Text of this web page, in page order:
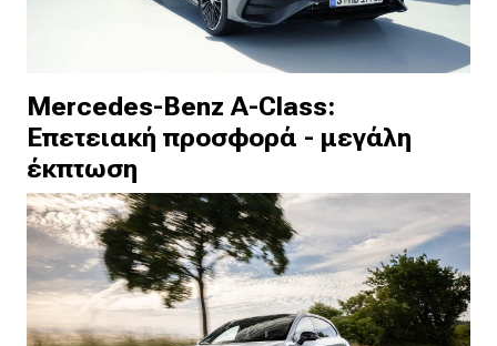
Mercedes-Benz A-Class:
Επετειακή προσφορά - μεγάλη
έκπτωση